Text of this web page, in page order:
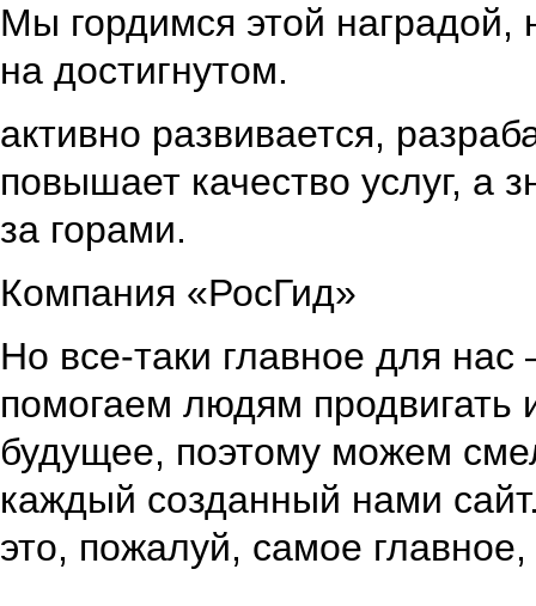
Мы гордимся этой наградой,
на достигнутом.
активно развивается,
повышает качество услуг, а
за горами.
Компания «РосГид»
Но все-таки главное для
помогаем людям продвигать
будущее, поэтому можем
каждый созданный нами
это, пожалуй, самое